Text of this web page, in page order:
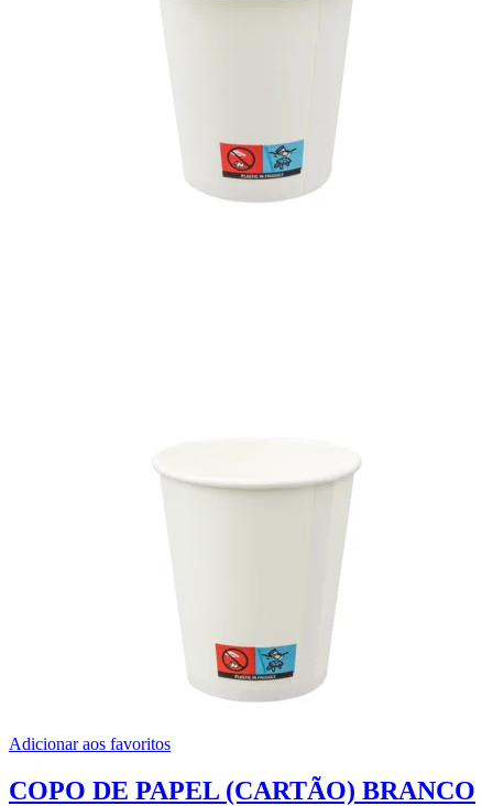
Adicionar aos favoritos
COPO DE PAPEL (CARTÃO) BRANCO